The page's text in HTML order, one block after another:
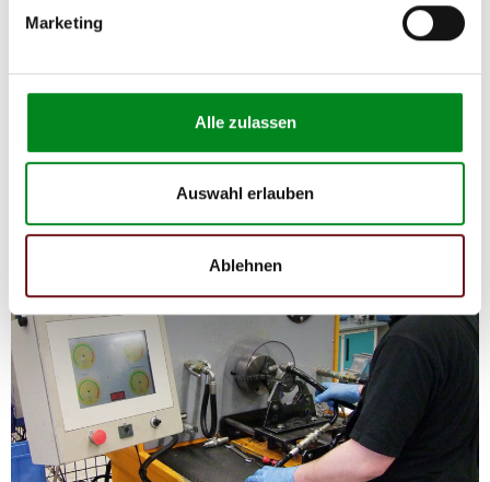
Marketing
Alle zulassen
Auswahl erlauben
Ablehnen
Die Qualität und Lebensdauer eines überholten Lenkgetriebes ist
mit denen eines neuen Lenkgetriebes vergleichbar.
gleichwertigen Teilen beträgt sein Preis jedoch
weniger als50%des Preises eines Originallenkgetriebes. Auf diese
Weise können Reparatur- und